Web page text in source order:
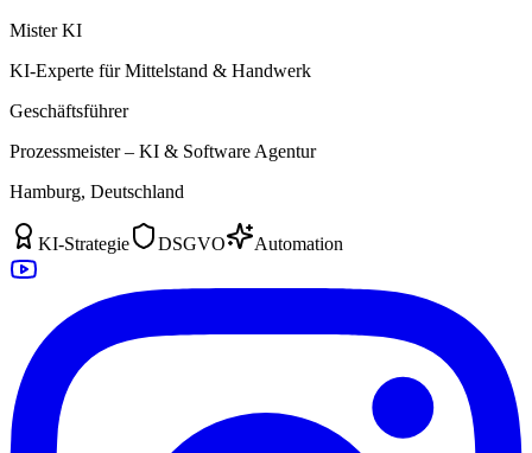
Mister KI
KI-Experte für Mittelstand & Handwerk
Geschäftsführer
Prozessmeister – KI & Software Agentur
Hamburg, Deutschland
KI-Strategie DSGVO Automation